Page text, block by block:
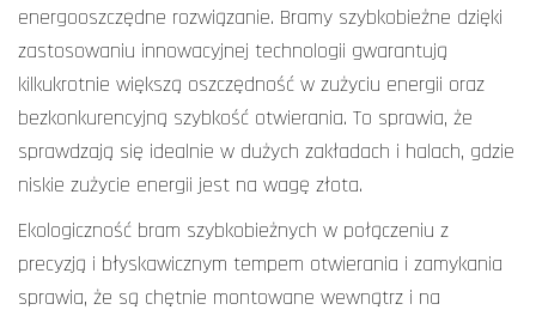
energooszczędne rozwiązanie. Bramy szybkobieżne dzięki
zastosowaniu innowacyjnej technologii gwarantują
kilkukrotnie większą oszczędność w zużyciu energii oraz
bezkonkurencyjną szybkość otwierania. To sprawia, że
sprawdzają się idealnie w dużych zakładach i halach, gdzie
niskie zużycie energii jest na wagę złota.
Ekologiczność bram szybkobieżnych w połączeniu z
precyzją i błyskawicznym tempem otwierania i zamykania
sprawia, że są chętnie montowane wewnątrz i na